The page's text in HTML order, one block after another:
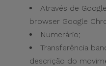
Através de
browser Google
Numerário;
Transferência
descrição do